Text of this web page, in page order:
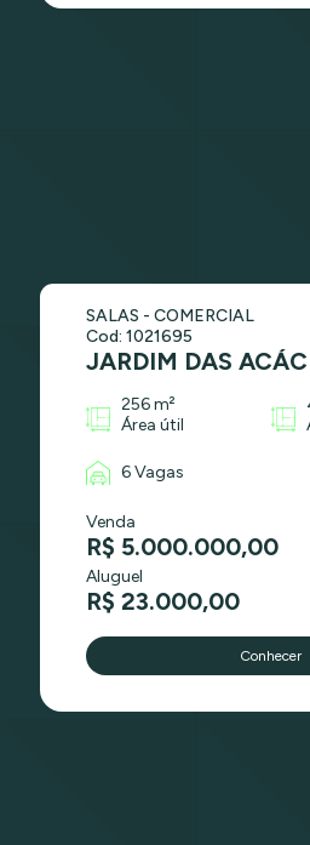
SALAS - COMERCIAL
Cod: 1021695
JARDIM DAS
256 m²
Área útil
6 Vagas
Venda
R$ 5.000.000,00
Aluguel
R$ 23.000,00
Conhecer